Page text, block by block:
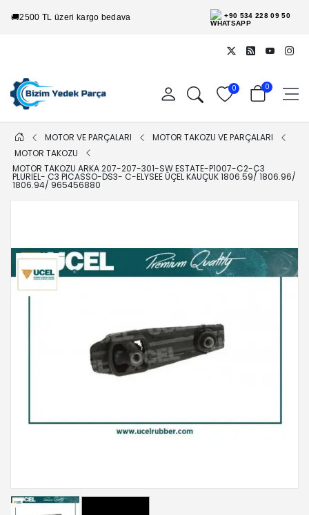
🚚2500 TL üzeri kargo bedava +90 534 228 09 50
0 0
MOTOR VE PARÇALARI
MOTOR TAKOZU VE PARÇALARI
MOTOR TAKOZU
MOTOR TAKOZU ARKA 207-207-301-SW ESTATE-P1007-C2-C3
PLURIEL- C3 PICASSO-DS3- C-ELYSEE ÜÇEL KAUÇUK 1806.59/ 1806.96/
1806.94/ 965456880